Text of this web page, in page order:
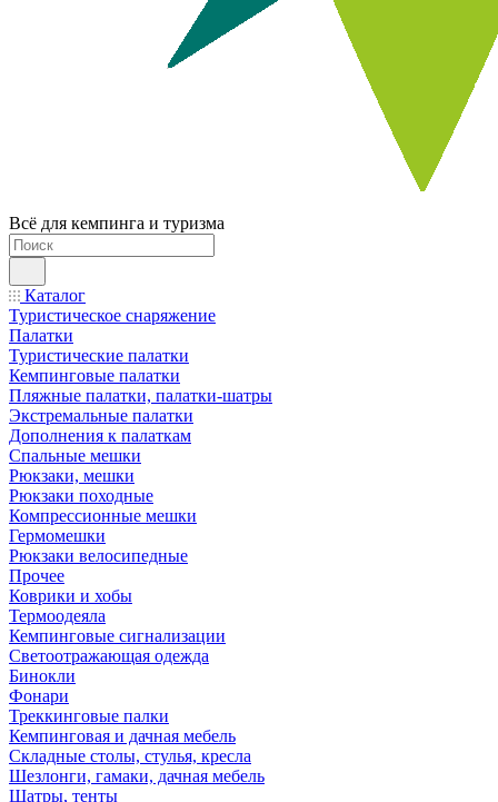
Всё для кемпинга и туризма
Каталог
Туристическое снаряжение
Палатки
Туристические палатки
Кемпинговые палатки
Пляжные палатки, палатки-шатры
Экстремальные палатки
Дополнения к палаткам
Спальные мешки
Рюкзаки, мешки
Рюкзаки походные
Компрессионные мешки
Гермомешки
Рюкзаки велосипедные
Прочее
Коврики и хобы
Термоодеяла
Кемпинговые сигнализации
Светоотражающая одежда
Бинокли
Фонари
Треккинговые палки
Кемпинговая и дачная мебель
Складные столы, стулья, кресла
Шезлонги, гамаки, дачная мебель
Шатры, тенты